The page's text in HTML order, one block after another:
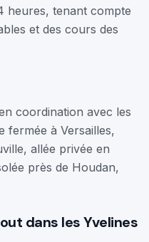
heures, tenant compte
et des cours des
coordination avec les
fermée à Versailles,
allée privée en
près de Houdan,
dans les Yvelines